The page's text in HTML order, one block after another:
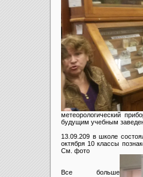
метеорологический
будущим учебным
13.09.209 в школе
октября 10 классы
См. фото
Все больше